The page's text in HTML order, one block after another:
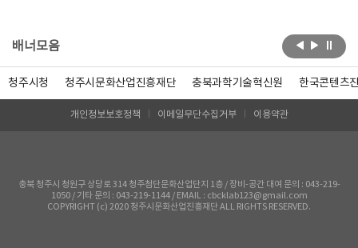
배너모음
청주시청 청주시문화산업진흥재단 충북과학기술혁신원 한국콘텐츠
개인정보보호정책 이메일무단수집거부 이용약관
충북 청주시 청원구 상당로 314 청주첨단문화산업단지 1층 / 장비-공간 대여 문의 : 043-219-
1050 / 기타 문의 : 043-219-1144 / EMAIL : cbcklab123@gmail.com
COPYRIGHT (c) 2020 청주시문화산업진흥재단 ALL RIGHTS RESERVED.